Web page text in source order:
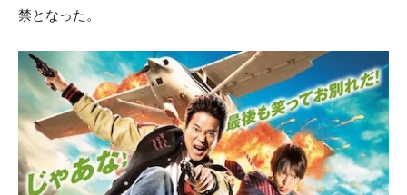
禁となった。